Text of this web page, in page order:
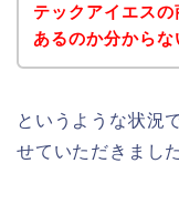
テックアイエス
あるのか分からな
というような状況
せていただきました